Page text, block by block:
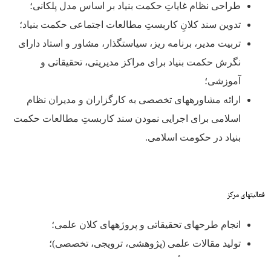
طراحی نظام غایاتِ حکمت بنیاد بر اساس مدل پلکانی؛
تدوین سند کلانِ کاربستِ مطالعات اجتماعی حکمت بنیاد؛
تربیت مدیر، برنامه ریز، سیاستگذار، مشاور و استاد دارای
نگرش حکمت بنیاد برای مراکز مدیریتی، تحقیقاتی و
آموزشی؛
ارائه مشاوره­های تخصصی به کارگزاران و مدیران نظام
اسلامی برای اجرایی نمودن سند کاربستِ مطالعات حکمت
بنیاد در حکومت اسلامی.
فعالیت­های مرکز
انجام طرح­های تحقیقاتی و پروژه­های کلان علمی؛
تولید مقالات علمی (پژوهشی، ترویجی، تخصصی)؛